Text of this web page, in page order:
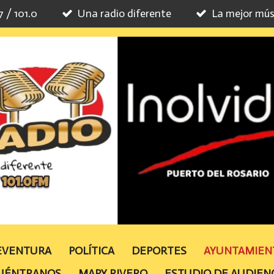
/ 101.0 Una radio diferente La mejor
POLÍTICA DEPORTES